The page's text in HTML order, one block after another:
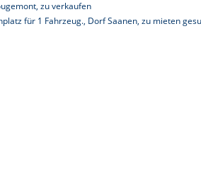
zu verkaufen
für 1 Fahrzeug., Dorf Saanen, zu mieten